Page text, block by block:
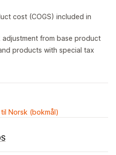
cost (COGS) included in
from base product
products with special tax
Norsk (bokmål)